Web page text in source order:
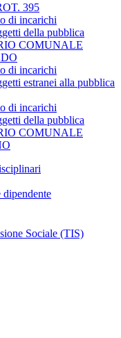
395
di incarichi
della pubblica
COMUNALE
di incarichi
estranei alla pubblica
di incarichi
della pubblica
COMUNALE
dipendente
Sociale (TIS)